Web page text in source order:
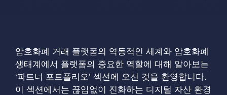
암호화폐 거래 플랫폼의 역동적인 세계와 암호화폐
생태계에서 플랫폼의 중요한 역할에 대해 알아보는
‘파트너 포트폴리오’ 섹션에 오신 것을 환영합니다.
이 섹션에서는 끊임없이 진화하는 디지털 자산 환경